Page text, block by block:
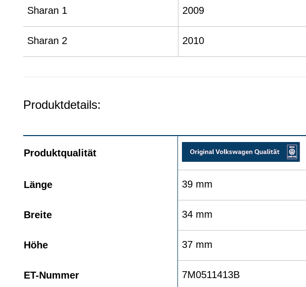
Sharan 1 2009
Sharan 2 2010
Produktdetails:
Produktqualität
Länge 39 mm
Breite 34 mm
Höhe 37 mm
ET-Nummer 7M0511413B